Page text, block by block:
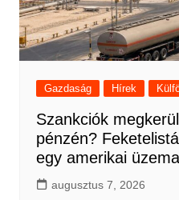
Gazdaság Hírek
Szankciók
pénzén?
egy amerikai
augusztus 7, 2026